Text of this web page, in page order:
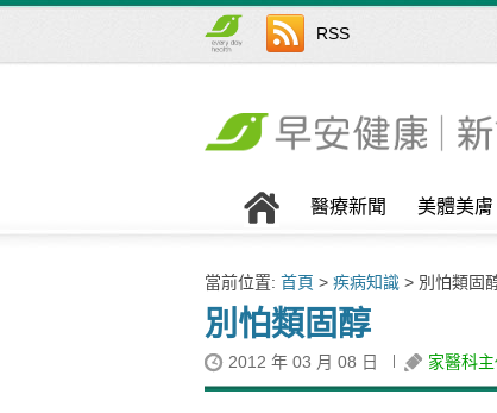
RSS
醫療新聞 美體美膚
當前位置: 首頁 > 疾病知識 > 別怕類固
別怕類固醇
2012 年 03 月 08 日 家醫科